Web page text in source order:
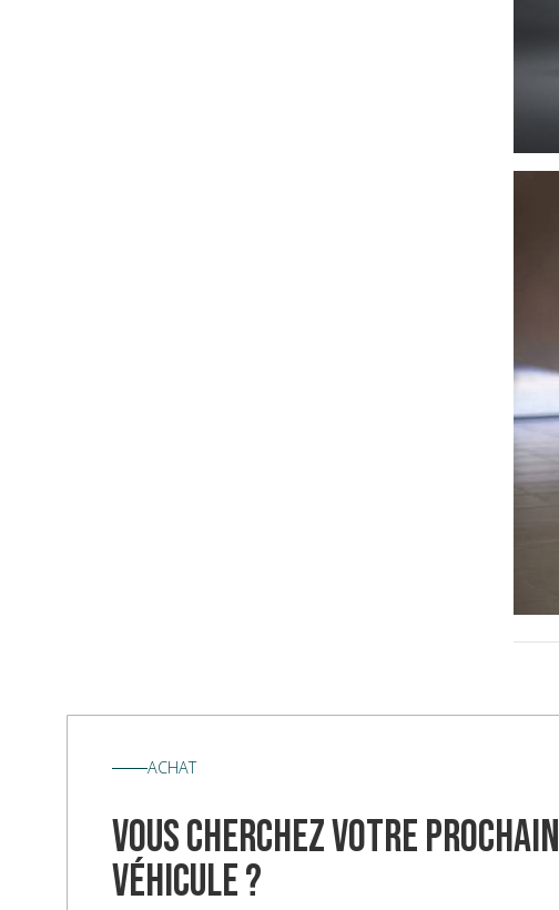
ACHAT
vous cherchez votre prochain
véhicule ?